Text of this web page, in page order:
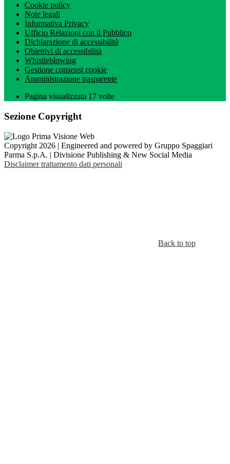
Cookie policy
Note legali
Informativa Privacy
Ufficio Relazioni con il Pubblico
Dichiarazione di accessibilità
Obiettivi di accessibilità
Whistleblowing
Gestione consensi cookie
Amministrazione trasparente
Pagina visualizzata 17 volte
Sezione Copyright
Copyright 2026 | Engineered and powered by Gruppo Spaggiari
Parma S.p.A. | Divisione Publishing & New Social Media
Disclaimer trattamento dati personali
Back to top